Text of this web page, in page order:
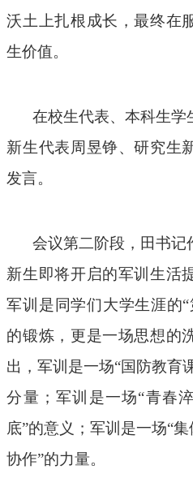
沃土上扎根成长，最终在
生价值。
在校生代表、本科生学
新生代表周昱铮、研究生
发言。
会议第二阶段，田书记
新生即将开启的军训生活
军训是同学们大学生涯的
的锻炼，更是一场思想的
出，军训是一场“国防教育
分量；军训是一场“青春
底”的意义；军训是一场“
协作”的力量。